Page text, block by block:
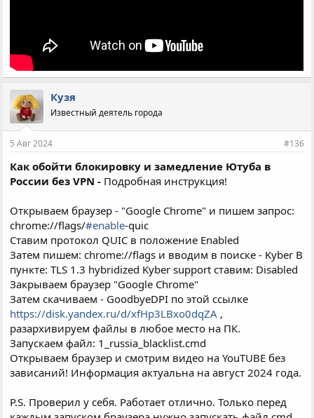
Кузя
Известный деятель города
5 Авг 2024 #136
Как обойти блокировку и замедление Ютуба в
России без VPN - Подробная инструкция!
Открываем браузер - "Google Chrome" и пишем запрос:
chrome://flags/#enable-quic
Ставим протокол QUIC в положение Enabled
Затем пишем: chrome://flags и вводим в поиске - Kyber В
пункте: TLS 1.3 hybridized Kyber support ставим: Disabled
Закрываем браузер "Google Chrome"
Затем скачиваем - GoodbyeDPI по этой ссылке
https://disk.yandex.ru/d/xfHp3LBxo0dqZA ,
разархивируем файлы в любое место на ПК.
Запускаем файл: 1_russia_blacklist.cmd
Открываем браузер и смотрим видео на YouTUBE без
зависаний! Информация актуальна на август 2024 года.
P.S. Проверил у себя. Работает отлично. Только перед